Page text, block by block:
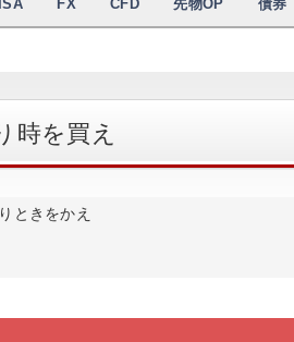
FX CFD 先物OP 債券
時を買え
ときをかえ